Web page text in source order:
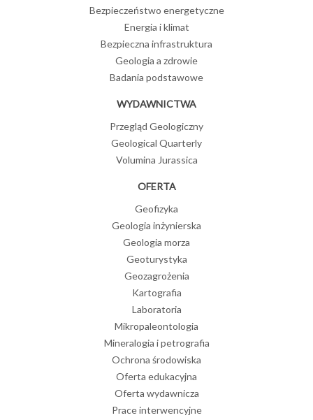
Bezpieczeństwo energetyczne
Energia i klimat
Bezpieczna infrastruktura
Geologia a zdrowie
Badania podstawowe
WYDAWNICTWA
Przegląd Geologiczny
Geological Quarterly
Volumina Jurassica
OFERTA
Geofizyka
Geologia inżynierska
Geologia morza
Geoturystyka
Geozagrożenia
Kartografia
Laboratoria
Mikropaleontologia
Mineralogia i petrografia
Ochrona środowiska
Oferta edukacyjna
Oferta wydawnicza
Prace interwencyjne